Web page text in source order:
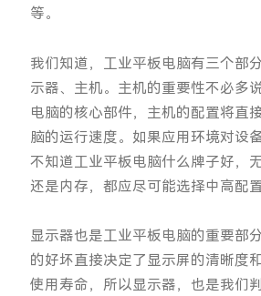
等。
我们知道，工业平板电脑有三个部
示器、主机。主机的重要性不必多
电脑的核心部件，主机的配置将直
脑的运行速度。如果应用环境对设
不知道工业平板电脑什么牌子好，
还是内存，都应尽可能选择中高配置
显示器也是工业平板电脑的重要部
的好坏直接决定了显示屏的清晰度
使用寿命，所以显示器，也是我们